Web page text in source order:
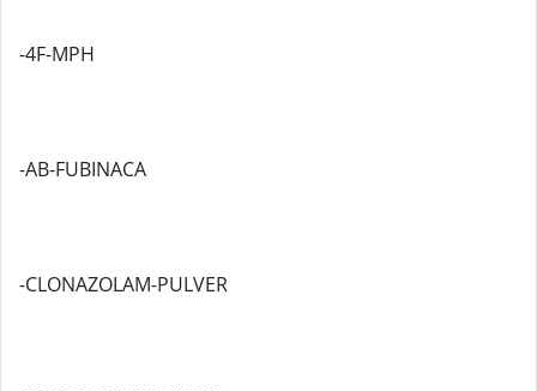
-4F-MPH
-AB-FUBINACA
-CLONAZOLAM-PULVER